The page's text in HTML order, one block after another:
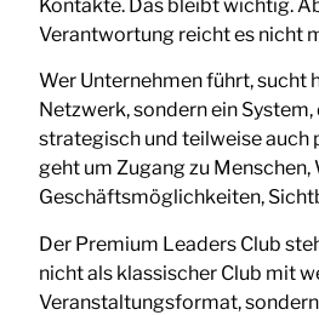
Kontakte. Das bleibt wichtig.
Verantwortung reicht es nicht
Wer Unternehmen führt, sucht
Netzwerk, sondern ein
strategisch und teilweise auch
geht um Zugang zu Menschen,
Geschäftsmöglichkeiten,
Der Premium Leaders Club
nicht als klassischer Club mit
Veranstaltungsformat,